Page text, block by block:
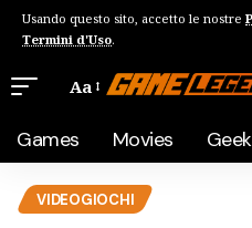
Usando questo sito, accetto le nostre
Termini d'Uso.
Aa
Games Movies Geek
VIDEOGIOCHI